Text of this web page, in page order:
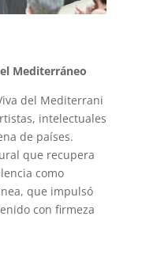
Mediterráneo
del Mediterrani
intelectuales
de países.
que recupera
como
que impulsó
con firmeza